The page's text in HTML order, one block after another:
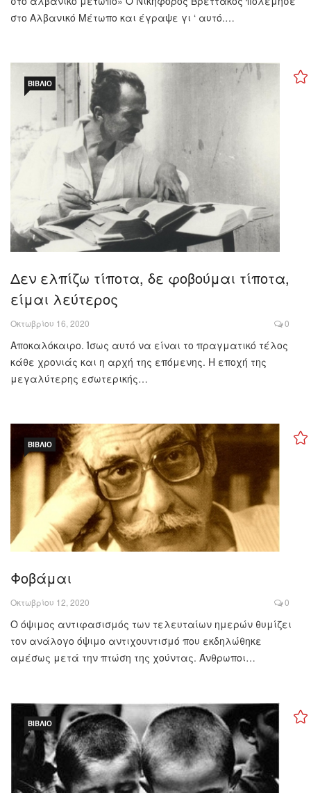
στο Αλβανικό Μέτωπο και έγραψε γι ‘ αυτό.…
ΒΙΒΛΊΟ
Δεν ελπίζω τίποτα, δε φοβούμαι τίποτα,
είμαι λεύτερος
Οκτωβρίου 16, 2020 0
Αποκαλόκαιρο. Ίσως αυτό να είναι το πραγματικό τέλος
κάθε χρονιάς και η αρχή της επόμενης. Η εποχή της
μεγαλύτερης εσωτερικής…
ΒΙΒΛΊΟ
Φοβάμαι
Οκτωβρίου 12, 2020 0
Ο όψιμος αντιφασισμός των τελευταίων ημερών θυμίζει
τον ανάλογο όψιμο αντιχουντισμό που εκδηλώθηκε
αμέσως μετά την πτώση της χούντας. Άνθρωποι…
ΒΙΒΛΊΟ